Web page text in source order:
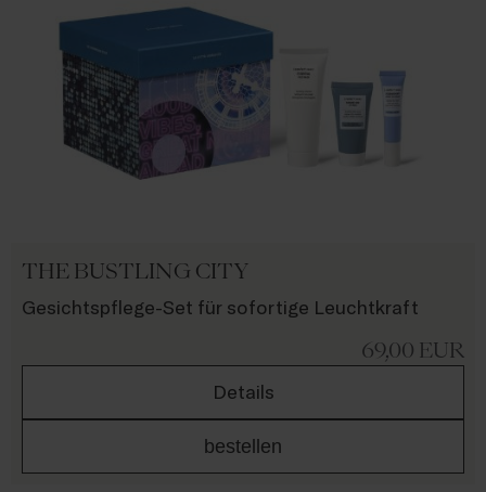
THE BUSTLING CITY
Gesichtspflege-Set für sofortige Leuchtkraft
69,00 EUR
Details
bestellen